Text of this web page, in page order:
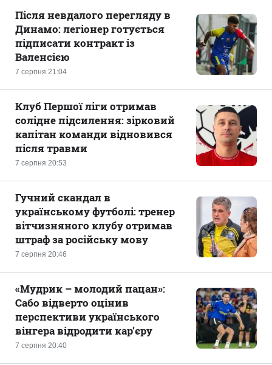
7 серпня 21:04
Після невдалого перегляду в
Динамо: легіонер готується
підписати контракт із
Валенсією
7 серпня 20:53
Клуб Першої ліги отримав
солідне підсилення: зірковий
капітан команди відновився
після травми
7 серпня 20:46
Гучний скандал в
українському футболі: тренер
вітчизняного клубу отримав
штраф за російську мову
7 серпня 20:40
«Мудрик – молодий пацан»:
Сабо відверто оцінив
перспективи українського
вінгера відродити кар’єру